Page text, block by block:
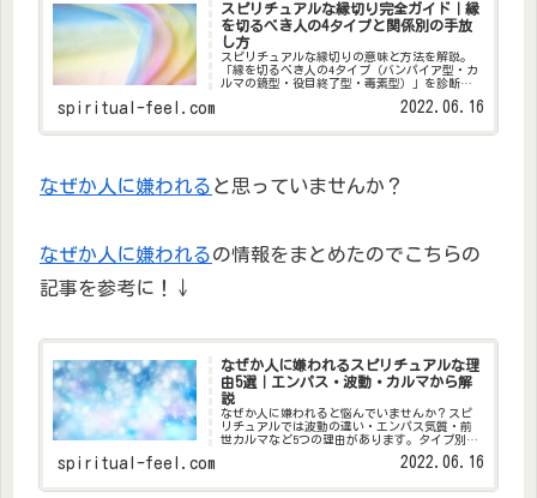
スピリチュアルな縁切り完全ガイド｜縁
を切るべき人の4タイプと関係別の手放
し方
スピリチュアルな縁切りの意味と方法を解説。
「縁を切るべき人の4タイプ（バンパイア型・カ
ルマの鏡型・役目終了型・毒素型）」を診断チ
恋人別の縁切りの作法と、縁切りの後に起こる
spiritual-feel.com 2022.06.16
なぜか人に嫌われる と思っていませんか？
なぜか人に嫌われるの情報をまとめたのでこちらの
記事を参考に！↓
なぜか人に嫌われるスピリチュアルな理
由5選｜エンパス・波動・カルマから解
説
なぜか人に嫌われると悩んでいませんか？スピ
リチュアルでは波動の違い・エンパス気質・前
世カルマなど5つの理由があります。タイプ別の
spiritual-feel.com 2022.06.16